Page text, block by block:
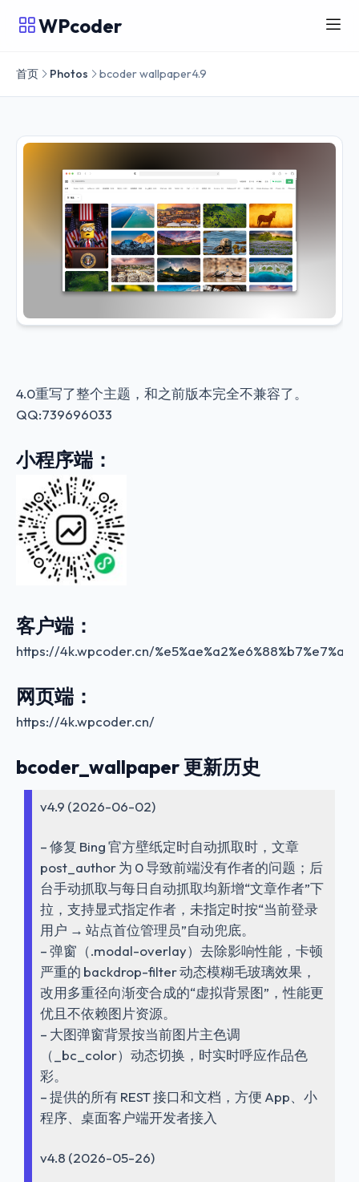
WPcoder
首页 Photos bcoder wallpaper4.9
4.0重写了整个主题，和之前版本完全不兼容了。
QQ:739696033
小程序端：
客户端：
https://4k.wpcoder.cn/
网页端：
https://4k.wpcoder.cn/
bcoder_wallpaper 更新历史
v4.9 (2026-06-02)
– 修复 Bing 官方壁纸定时自动抓取时，文章
post_author 为 0 导致前端没有作者的问题；后
台手动抓取与每日自动抓取均新增“文章作者”下
拉，支持显式指定作者，未指定时按“当前登录
用户 → 站点首位管理员”自动兜底。
– 弹窗（.modal-overlay）去除影响性能，卡顿
严重的 backdrop-filter 动态模糊毛玻璃效果，
改用多重径向渐变合成的“虚拟背景图”，性能更
优且不依赖图片资源。
– 大图弹窗背景按当前图片主色调
（_bc_color）动态切换，时实时呼应作品色
彩。
– 提供的所有 REST 接口和文档，方便 App、小
程序、桌面客户端开发者接入
v4.8 (2026-05-26)